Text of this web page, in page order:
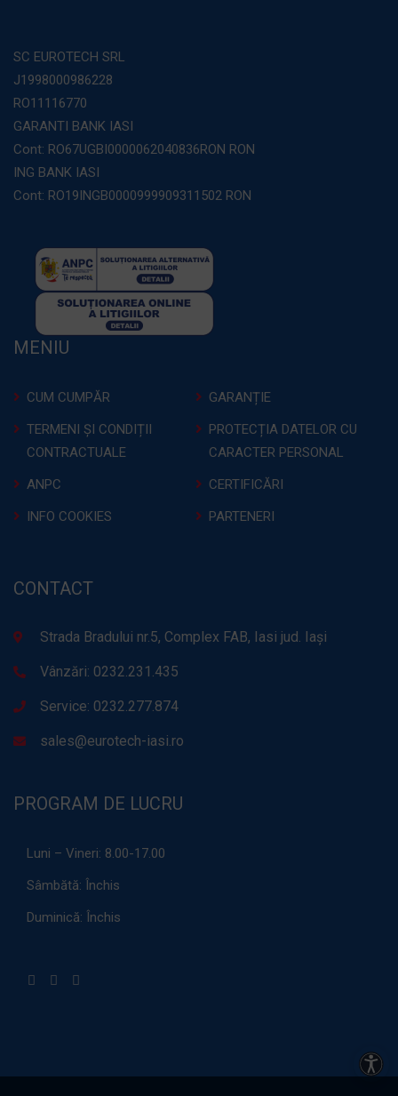
SC EUROTECH SRL
J1998000986228
RO11116770
GARANTI BANK IASI
Cont: RO67UGBI0000062040836RON RON
ING BANK IASI
Cont: RO19INGB0000999909311502 RON
MENIU
CUM CUMPĂR
GARANȚIE
TERMENI ȘI CONDIȚII
CONTRACTUALE
PROTECȚIA DATELOR CU
CARACTER PERSONAL
ANPC
CERTIFICĂRI
INFO COOKIES
PARTENERI
CONTACT
Strada Bradului nr.5, Complex FAB, Iasi jud. Iași
Vânzări: 0232.231.435
Service: 0232.277.874
sales@eurotech-iasi.ro
PROGRAM DE LUCRU
Luni – Vineri: 8.00-17.00
Sâmbătă: Închis
Duminică: Închis